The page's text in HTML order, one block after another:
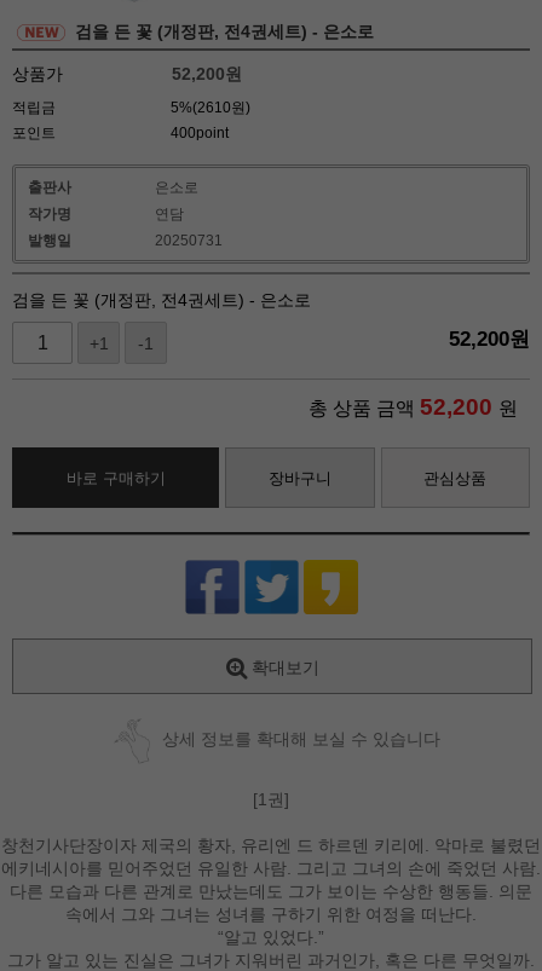
검을 든 꽃 (개정판, 전4권세트) - 은소로
상품가 52,200원
적립금
5%(2610원)
포인트
400point
출판사
은소로
작가명
연담
발행일
20250731
검을 든 꽃 (개정판, 전4권세트) - 은소로
+1 -1 52,200원
총 상품 금액 52,200 원
바로 구매하기 장바구니 관심상품
확대보기
상세 정보를 확대해 보실 수 있습니다
[1권]
창천기사단장이자 제국의 황자, 유리엔 드 하르덴 키리에. 악마로 불렸던
에키네시아를 믿어주었던 유일한 사람. 그리고 그녀의 손에 죽었던 사람.
다른 모습과 다른 관계로 만났는데도 그가 보이는 수상한 행동들. 의문
속에서 그와 그녀는 성녀를 구하기 위한 여정을 떠난다.
“알고 있었다.”
그가 알고 있는 진실은 그녀가 지워버린 과거인가, 혹은 다른 무엇일까.